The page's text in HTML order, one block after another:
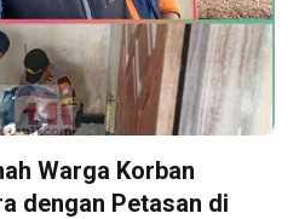
Warga Korban
dengan Petasan di